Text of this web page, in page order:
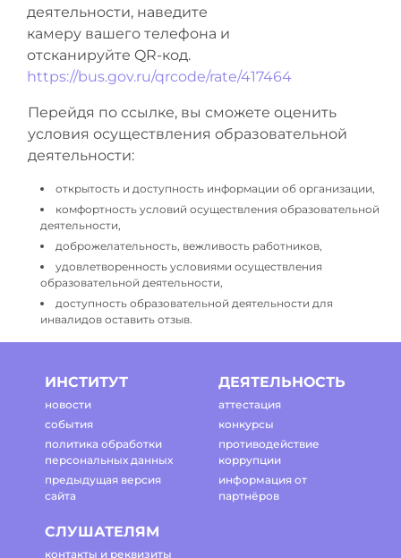
деятельности, наведите
камеру вашего телефона и
отсканируйте QR-код.
https://bus.gov.ru/qrcode/rate/417464
Перейдя по ссылке, вы сможете оценить
условия осуществления образовательной
деятельности:
открытость и доступность информации об организации,
комфортность условий осуществления образовательной
деятельности,
доброжелательность, вежливость работников,
удовлетворенность условиями осуществления
образовательной деятельности,
доступность образовательной деятельности для
инвалидов оставить отзыв.
ИНСТИТУТ
новости
события
политика обработки
персональных данных
предыдущая версия
сайта
ДЕЯТЕЛЬНОСТЬ
аттестация
конкурсы
противодействие
коррупции
информация от
партнёров
СЛУШАТЕЛЯМ
контакты и реквизиты